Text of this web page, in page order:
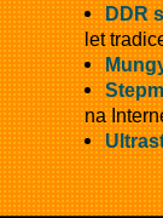
DDR
let
na